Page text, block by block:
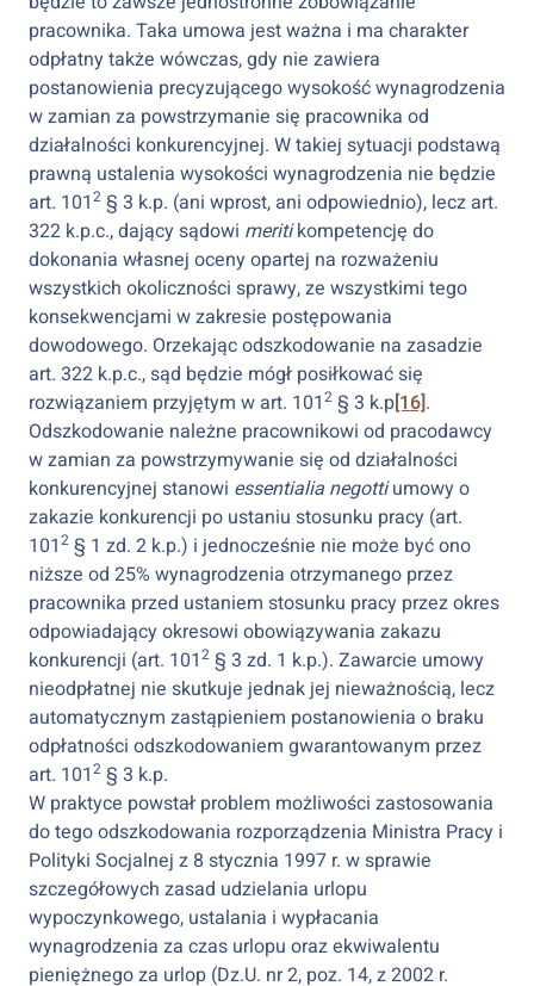
pracownika. Taka umowa jest ważna i ma charakter
odpłatny także wówczas, gdy nie zawiera
postanowienia precyzującego wysokość wynagrodzenia
w zamian za powstrzymanie się pracownika od
działalności konkurencyjnej. W takiej sytuacji podstawą
prawną ustalenia wysokości wynagrodzenia nie będzie
art. 1012 § 3 k.p. (ani wprost, ani odpowiednio), lecz art.
322 k.p.c., dający sądowi meritikompetencję do
dokonania własnej oceny opartej na rozważeniu
wszystkich okoliczności sprawy, ze wszystkimi tego
konsekwencjami w zakresie postępowania
dowodowego. Orzekając odszkodowanie na zasadzie
art. 322 k.p.c., sąd będzie mógł posiłkować się
rozwiązaniem przyjętym w art. 1012 § 3 k.p[16].
Odszkodowanie należne pracownikowi od pracodawcy
w zamian za powstrzymywanie się od działalności
konkurencyjnej stanowi essentialia negottiumowy o
zakazie konkurencji po ustaniu stosunku pracy (art.
1012 § 1 zd. 2 k.p.) i jednocześnie nie może być ono
niższe od 25% wynagrodzenia otrzymanego przez
pracownika przed ustaniem stosunku pracy przez okres
odpowiadający okresowi obowiązywania zakazu
konkurencji (art. 1012 § 3 zd. 1 k.p.). Zawarcie umowy
nieodpłatnej nie skutkuje jednak jej nieważnością, lecz
automatycznym zastąpieniem postanowienia o braku
odpłatności odszkodowaniem gwarantowanym przez
art. 1012 § 3 k.p.
W praktyce powstał problem możliwości zastosowania
do tego odszkodowania rozporządzenia Ministra Pracy i
Polityki Socjalnej z 8 stycznia 1997 r. w sprawie
szczegółowych zasad udzielania urlopu
wypoczynkowego, ustalania i wypłacania
wynagrodzenia za czas urlopu oraz ekwiwalentu
pieniężnego za urlop (Dz.U. nr 2, poz. 14, z 2002 r.